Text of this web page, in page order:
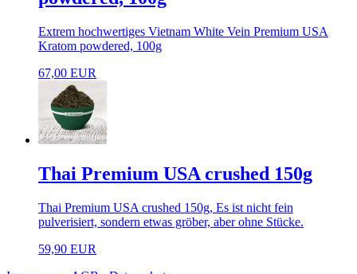
Extrem hochwertiges Vietnam White Vein Premium USA
Kratom powdered, 100g
67,00 EUR
Thai Premium USA crushed 150g
Thai Premium USA crushed 150g, Es ist nicht fein
pulverisiert, sondern etwas gröber, aber ohne Stücke.
59,90 EUR